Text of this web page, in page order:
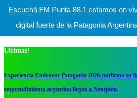
Escuchá FM Punta 88.1 estamos en
digital fuerte de la Patagonia
Ultimas!
Experiencia Endeavor Patagonia 2026 confirma su
emprendimiento argentino llegan a Neuquén.